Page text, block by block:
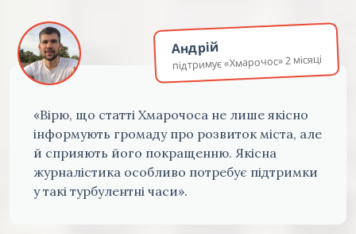
Андрій
підтримує «Хмарочос» 2 місяці
«Вірю, що статті Хмарочоса не лише якісно
інформують громаду про розвиток міста, але
й сприяють його покращенню. Якісна
журналістика особливо потребує підтримки
у такі турбулентні часи».